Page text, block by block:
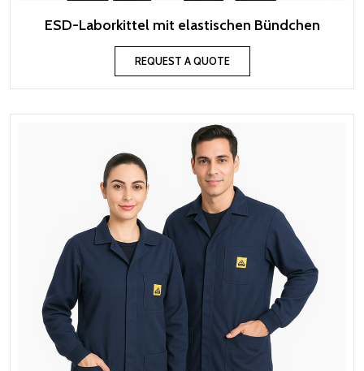
ESD-Laborkittel mit elastischen Bündchen
REQUEST A QUOTE